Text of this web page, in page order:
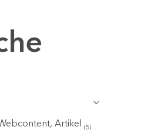
Artikel (5)